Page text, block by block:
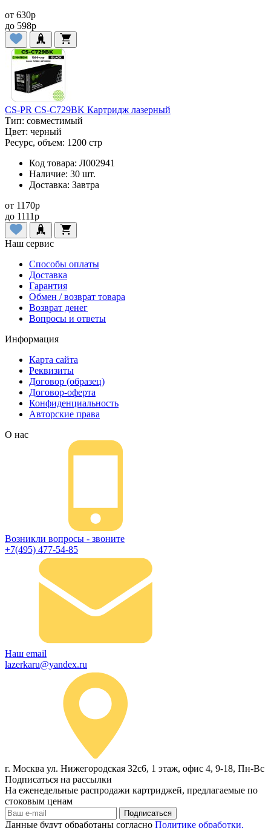
от 630p
до 598p
CS-PR CS-C729BK Картридж лазерный
Тип: совместимый
Цвет: черный
Ресурс, объем: 1200 стр
Код товара: Л002941
Наличие: 30 шт.
Доставка: Завтра
от 1170p
до 1111p
Наш сервис
Способы оплаты
Доставка
Гарантия
Обмен / возврат товара
Возврат денег
Вопросы и ответы
Информация
Карта сайта
Реквизиты
Договор (образец)
Договор-оферта
Конфиденциальность
Авторские права
О нас
Возникли вопросы - звоните
+7(495) 477-54-85
Наш email
lazerkaru@yandex.ru
г. Москва ул. Нижегородская 32с6, 1 этаж, офис 4, 9-18, Пн-Вс
Подписаться на рассылки
На еженедельные распродажи картриджей, предлагаемые по
стоковым ценам
Подписаться
Данные будут обработаны согласно Политике обработки,